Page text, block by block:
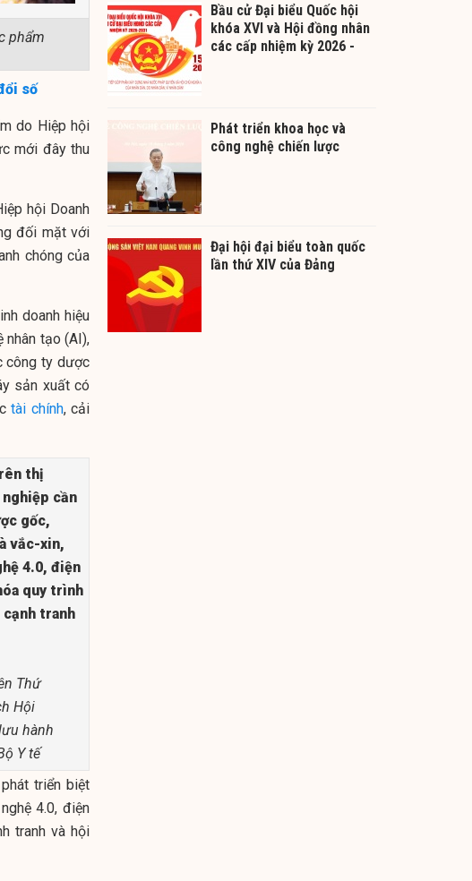
phẩm
số
do Hiệp hội
mới đây thu
hội Doanh
đối mặt với
chóng của
doanh hiệu
nhân tạo (AI),
công ty dược
sản xuất có
tài chính, cải
thị
cần
gốc,
vắc-xin,
4.0, điện
quy trình
cạnh tranh
Thứ
Hội
hành
Y tế
triển biệt
4.0, điện
tranh và hội
Bầu cử Đại biểu Quốc hội
khóa XVI và Hội đồng nhân
các cấp nhiệm kỳ 2026 -
Phát triển khoa học và
công nghệ chiến lược
Đại hội đại biểu toàn quốc
lần thứ XIV của Đảng